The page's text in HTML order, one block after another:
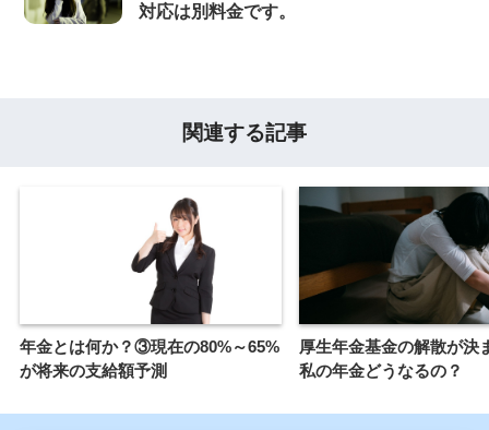
対応は別料金です。
関連する記事
年金とは何か？③現在の80%～65%
が将来の支給額予測
厚生年金基金の解散が決
私の年金どうなるの？